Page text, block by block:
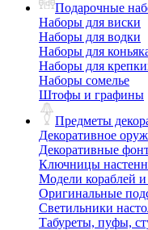
Подарочные
Наборы для виски
Наборы для водки
Наборы для
Наборы для
Наборы сомелье
Штофы и графины
Предметы
Декоративное
Декоративные
Ключницы
Модели кораблей и
Оригинальные
Светильники
Табуреты, пуфы,